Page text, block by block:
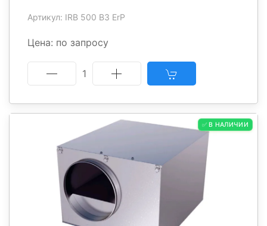
Артикул: IRB 500 B3 ErP
Цена: по запросу
1
✅ В НАЛИЧИИ